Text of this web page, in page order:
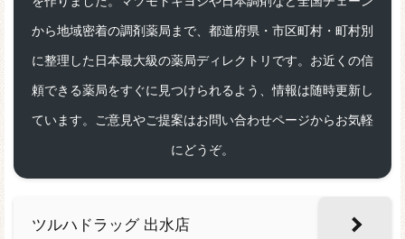
から地域密着の調剤薬局まで、都道府県・市区町村・町村別
に整理した日本最大級の薬局ディレクトリです。お近くの信
頼できる薬局をすぐに見つけられるよう、情報は随時更新し
ています。ご意見やご提案はお問い合わせページからお気軽
にどうぞ。
ツルハドラッグ 出水店